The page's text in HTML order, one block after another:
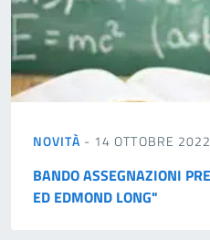
NOVITÀ - 14 OTTOBRE 2022
BANDO ASSEGNAZIONI
ED EDMOND LONG"